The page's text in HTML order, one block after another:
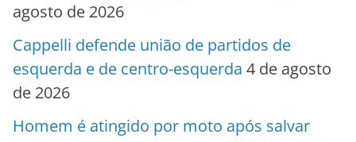
agosto de 2026
Cappelli defende união de partidos de
esquerda e de centro-esquerda 4 de agosto
de 2026
Homem é atingido por moto após salvar